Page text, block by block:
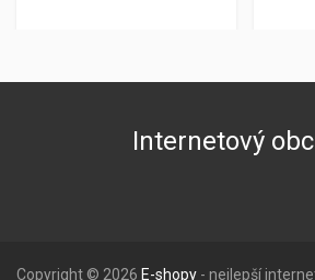
Internetový
Copyright © 2026 E-shopy - nejlepší